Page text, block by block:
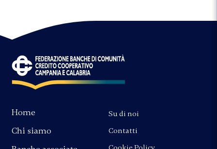
Home
Chi siamo
Su di noi
Contatti